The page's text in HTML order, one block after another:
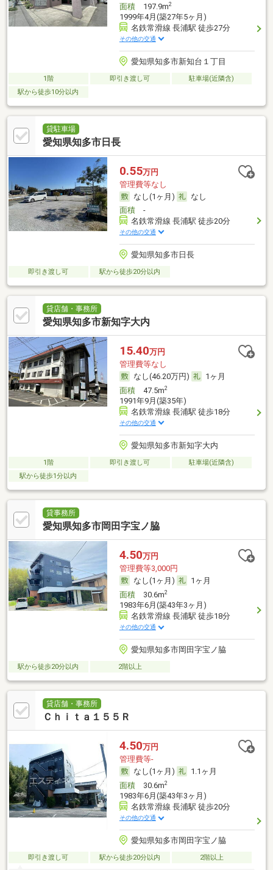
面積197.9m2
1999年4月(築27年5ヶ月)
名鉄常滑線 長浦駅 徒歩27分
その他の交通
愛知県知多市新知台１丁目
1階 即引き渡し可
駐車場(近隣含)
駅から徒歩10分以内
貸駐車場
愛知県知多市日長
0.55万円
管理費等なし
なし(1ヶ月)
なし
面積-
名鉄常滑線 長浦駅 徒歩20分
その他の交通
愛知県知多市日長
即引き渡し可 駅から徒歩20分以内
貸店舗・事務所
愛知県知多市新知字大内
15.40万円
管理費等なし
なし(46.20万円)
1ヶ月
面積47.5m2
1991年9月(築35年)
名鉄常滑線 長浦駅 徒歩18分
その他の交通
愛知県知多市新知字大内
1階 即引き渡し可
駐車場(近隣含)
駅から徒歩1分以内
貸事務所
愛知県知多市岡田字宝ノ脇
4.50万円
管理費等3,000円
なし(1ヶ月)
1ヶ月
面積30.6m2
1983年6月(築43年3ヶ月)
名鉄常滑線 長浦駅 徒歩18分
その他の交通
愛知県知多市岡田字宝ノ脇
駅から徒歩20分以内 2階以上
貸店舗・事務所
Ｃｈｉｔａ１５５Ｒ
4.50万円
管理費等-
なし(1ヶ月)
1.1ヶ月
面積30.6m2
1983年6月(築43年3ヶ月)
名鉄常滑線 長浦駅 徒歩20分
その他の交通
愛知県知多市岡田字宝ノ脇
即引き渡し可 駅から徒歩20分以内 2階以上